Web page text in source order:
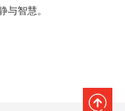
智慧。